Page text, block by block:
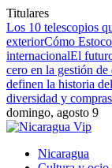
Titulares
Los 10 telescopios
exteriorCómo
internacionalEl
cero en la gestión de
definen la historia
diversidad y
domingo, agosto 9
Nicaragua